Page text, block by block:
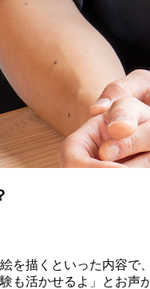
を描くといった内容で
も活かせるよ」とお声